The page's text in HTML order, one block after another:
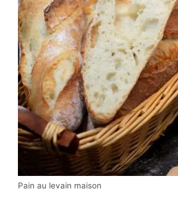
Pain au levain maison